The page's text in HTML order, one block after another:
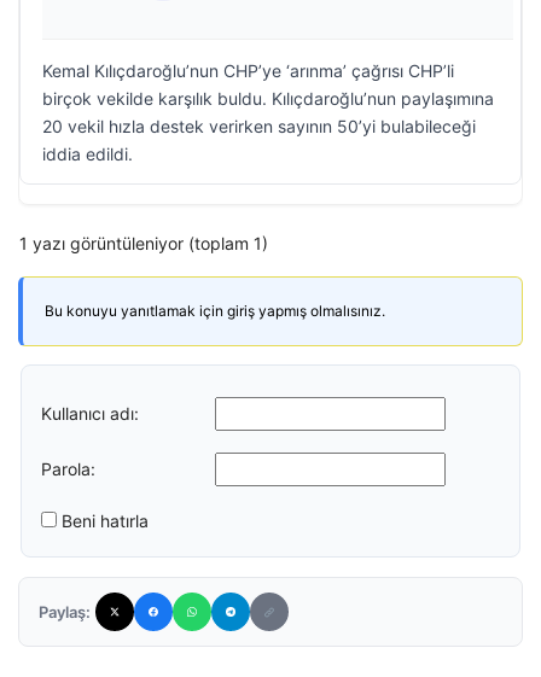
Kemal Kılıçdaroğlu’nun CHP’ye ‘arınma’ çağrısı CHP’li
birçok vekilde karşılık buldu. Kılıçdaroğlu’nun paylaşımına
20 vekil hızla destek verirken sayının 50’yi bulabileceği
iddia edildi.
1 yazı görüntüleniyor (toplam 1)
Bu konuyu yanıtlamak için giriş yapmış olmalısınız.
Kullanıcı adı:
Parola:
Beni hatırla
Paylaş: